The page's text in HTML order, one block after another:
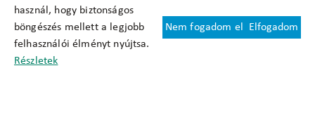
használ, hogy biztonságos
böngészés mellett a legjobb
felhasználói élményt nyújtsa.
Részletek
Nem fogadom el Elfogadom
Felhasználási feltételek